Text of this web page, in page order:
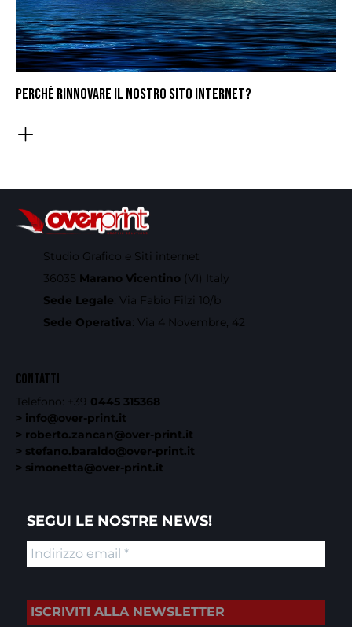
PERCHÈ RINNOVARE IL NOSTRO SITO INTERNET?
Studio Grafico e Siti internet
36035 Marano Vicentino (VI) Italy
Sede Legale: Via Fabio Filzi 10/b
Sede Operativa: Via 4 Novembre, 42
CONTATTI
Telefono: +39 0445 315368
> info@over-print.it
> roberto.zancan@over-print.it
> stefano.baraldo@over-print.it
> simonetta@over-print.it
SEGUI LE NOSTRE NEWS!